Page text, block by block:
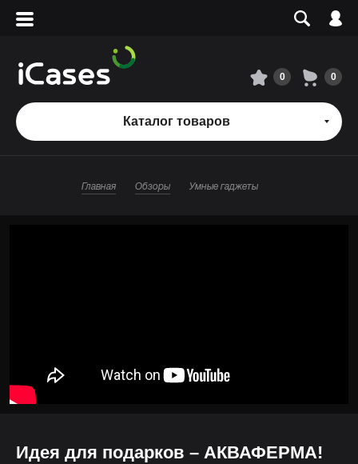
Вход
Сервисный центр
О магазине
0 0
Каталог товаров
Главная Обзоры Умные гаджеты
Идея для подарков – АКВАФЕРМА!